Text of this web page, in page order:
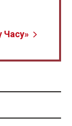
Часу»